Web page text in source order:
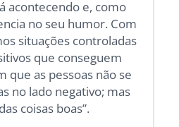
acontecendo e, como
no seu humor. Com
situações controladas
que conseguem
que as pessoas não se
no lado negativo; mas
coisas boas”.